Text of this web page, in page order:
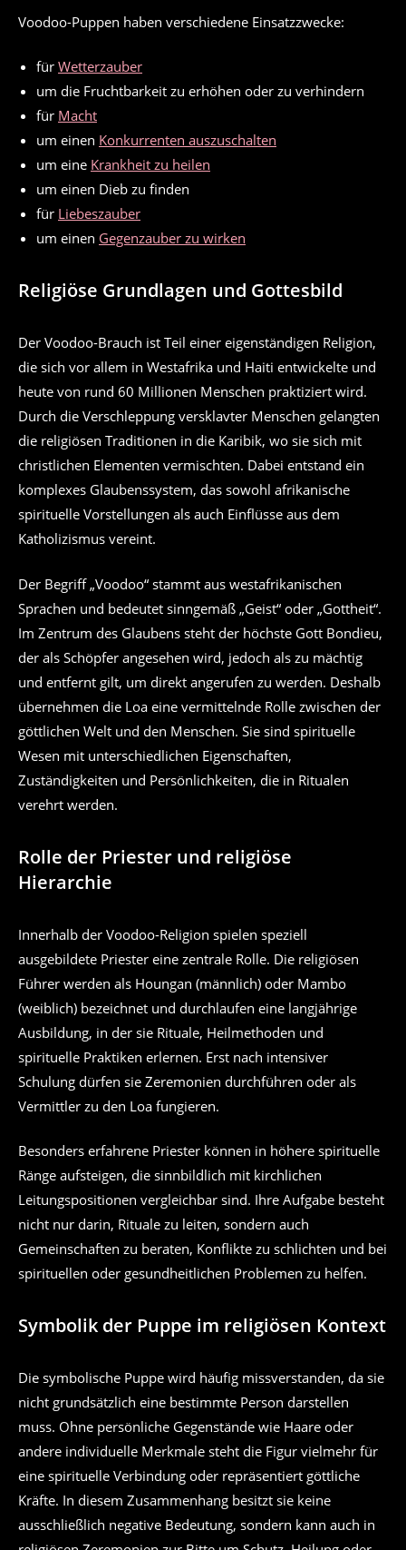
Voodoo-Puppen haben verschiedene Einsatzzwecke:
für Wetterzauber
um die Fruchtbarkeit zu erhöhen oder zu verhindern
für Macht
um einen Konkurrenten auszuschalten
um eine Krankheit zu heilen
um einen Dieb zu finden
für Liebeszauber
um einen Gegenzauber zu wirken
Religiöse Grundlagen und Gottesbild
Der Voodoo-Brauch ist Teil einer eigenständigen Religion,
die sich vor allem in Westafrika und Haiti entwickelte und
heute von rund 60 Millionen Menschen praktiziert wird.
Durch die Verschleppung versklavter Menschen gelangten
die religiösen Traditionen in die Karibik, wo sie sich mit
christlichen Elementen vermischten. Dabei entstand ein
komplexes Glaubenssystem, das sowohl afrikanische
spirituelle Vorstellungen als auch Einflüsse aus dem
Katholizismus vereint.
Der Begriff „Voodoo“ stammt aus westafrikanischen
Sprachen und bedeutet sinngemäß „Geist“ oder „Gottheit“.
Im Zentrum des Glaubens steht der höchste Gott Bondieu,
der als Schöpfer angesehen wird, jedoch als zu mächtig
und entfernt gilt, um direkt angerufen zu werden. Deshalb
übernehmen die Loa eine vermittelnde Rolle zwischen der
göttlichen Welt und den Menschen. Sie sind spirituelle
Wesen mit unterschiedlichen Eigenschaften,
Zuständigkeiten und Persönlichkeiten, die in Ritualen
verehrt werden.
Rolle der Priester und religiöse
Hierarchie
Innerhalb der Voodoo-Religion spielen speziell
ausgebildete Priester eine zentrale Rolle. Die religiösen
Führer werden als Houngan (männlich) oder Mambo
(weiblich) bezeichnet und durchlaufen eine langjährige
Ausbildung, in der sie Rituale, Heilmethoden und
spirituelle Praktiken erlernen. Erst nach intensiver
Schulung dürfen sie Zeremonien durchführen oder als
Vermittler zu den Loa fungieren.
Besonders erfahrene Priester können in höhere spirituelle
Ränge aufsteigen, die sinnbildlich mit kirchlichen
Leitungspositionen vergleichbar sind. Ihre Aufgabe besteht
nicht nur darin, Rituale zu leiten, sondern auch
Gemeinschaften zu beraten, Konflikte zu schlichten und bei
spirituellen oder gesundheitlichen Problemen zu helfen.
Symbolik der Puppe im religiösen Kontext
Die symbolische Puppe wird häufig missverstanden, da sie
nicht grundsätzlich eine bestimmte Person darstellen
muss. Ohne persönliche Gegenstände wie Haare oder
andere individuelle Merkmale steht die Figur vielmehr für
eine spirituelle Verbindung oder repräsentiert göttliche
Kräfte. In diesem Zusammenhang besitzt sie keine
ausschließlich negative Bedeutung, sondern kann auch in